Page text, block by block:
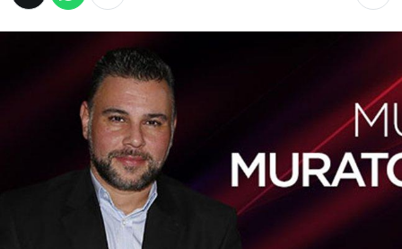
Buna “kriz” demek
hafif kaldı!